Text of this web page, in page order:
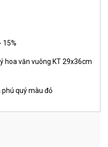
15%
hoa văn vuông KT 29x36cm
quý màu đỏ